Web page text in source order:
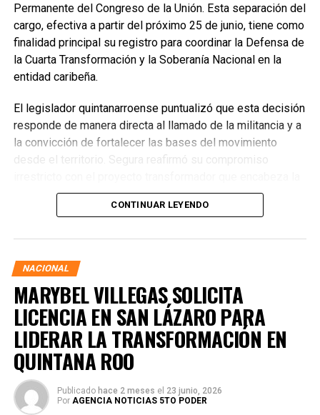
Permanente del Congreso de la Unión. Esta separación del
cargo, efectiva a partir del próximo 25 de junio, tiene como
finalidad principal su registro para coordinar la Defensa de
la Cuarta Transformación y la Soberanía Nacional en la
entidad caribeña.
El legislador quintanarroense puntualizó que esta decisión
responde de manera directa al llamado de la militancia y a
la convicción de fortalecer las bases del movimiento
desde el territorio. Segura reafirmó su compromiso
presidenta de la República, Claudia Sheinbaum Pardo,
asegurando que la consolidación del bienestar social
CONTINUAR LEYENDO
NACIONAL
MARYBEL VILLEGAS SOLICITA
LICENCIA EN SAN LÁZARO PARA
LIDERAR LA TRANSFORMACIÓN EN
QUINTANA ROO
Publicado hace 2 meses el 23 junio, 2026
Por AGENCIA NOTICIAS 5TO PODER